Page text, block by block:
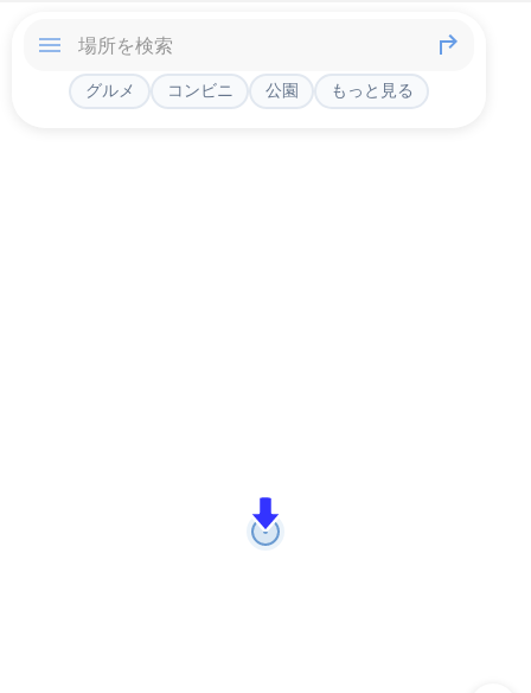
グルメ コンビニ 公園 もっと見る